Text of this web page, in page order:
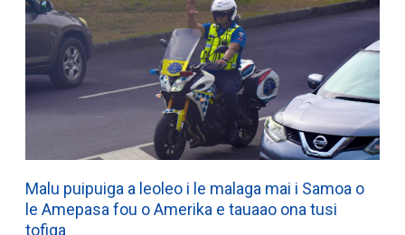
Malu puipuiga a leoleo i le malaga mai i Samoa o
le Amepasa fou o Amerika e tauaao ona tusi
tofiga